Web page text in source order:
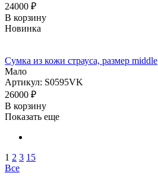
24000 ₽
В корзину
Новинка
Сумка из кожи страуса, размер middle
Мало
Артикул: S0595VK
26000 ₽
В корзину
Показать еще
1 2 3 15
Все